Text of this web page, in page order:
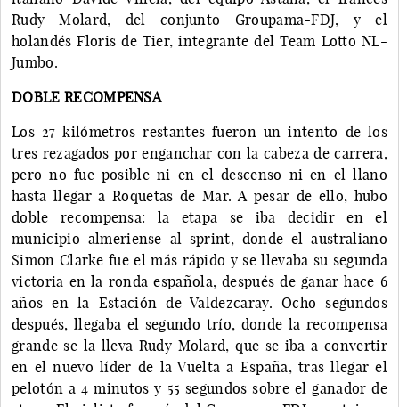
Rudy Molard, del conjunto Groupama-FDJ, y el
holandés Floris de Tier, integrante del Team Lotto NL-
Jumbo.
DOBLE RECOMPENSA
Los 27 kilómetros restantes fueron un intento de los
tres rezagados por enganchar con la cabeza de carrera,
pero no fue posible ni en el descenso ni en el llano
hasta llegar a Roquetas de Mar. A pesar de ello, hubo
doble recompensa: la etapa se iba decidir en el
municipio almeriense al sprint, donde el australiano
Simon Clarke fue el más rápido y se llevaba su segunda
victoria en la ronda española, después de ganar hace 6
años en la Estación de Valdezcaray. Ocho segundos
después, llegaba el segundo trío, donde la recompensa
grande se la lleva Rudy Molard, que se iba a convertir
en el nuevo líder de la Vuelta a España, tras llegar el
pelotón a 4 minutos y 55 segundos sobre el ganador de